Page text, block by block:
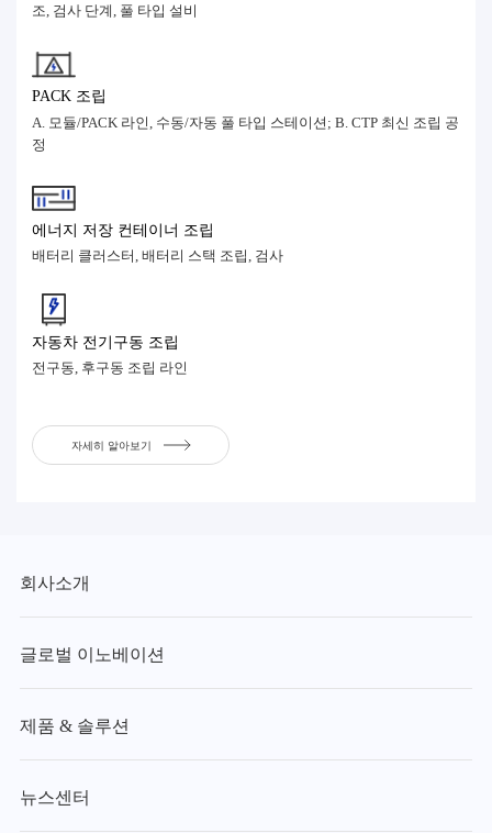
조, 검사 단계, 풀 타입 설비
PACK 조립
A. 모듈/PACK 라인, 수동/자동 풀 타입 스테이션; B. CTP 최신 조립 공
정
에너지 저장 컨테이너 조립
배터리 클러스터, 배터리 스택 조립, 검사
자동차 전기구동 조립
전구동, 후구동 조립 라인
자세히 알아보기
회사소개
글로벌 이노베이션
제품 & 솔루션
뉴스센터